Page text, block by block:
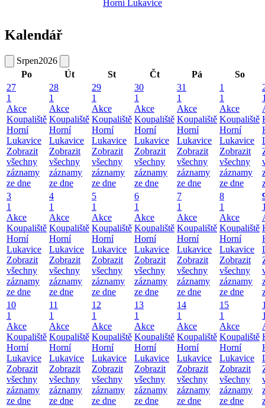
Kalendář
Srpen2026
Po
Út St Čt Pá
So
27
1
Akce
Koupaliště
Horní
Lukavice
Zobrazit
všechny
záznamy
ze dne
28
1
Akce
Koupaliště
Horní
Lukavice
Zobrazit
všechny
záznamy
ze dne
29
1
Akce
Koupaliště
Horní
Lukavice
Zobrazit
všechny
záznamy
ze dne
30
1
Akce
Koupaliště
Horní
Lukavice
Zobrazit
všechny
záznamy
ze dne
31
1
Akce
Koupaliště
Horní
Lukavice
Zobrazit
všechny
záznamy
ze dne
1
1
Akce
Koupaliště
Horní
Lukavice
Zobrazit
všechny
záznamy
ze dne
3
1
Akce
Koupaliště
Horní
Lukavice
Zobrazit
všechny
záznamy
ze dne
4
1
Akce
Koupaliště
Horní
Lukavice
Zobrazit
všechny
záznamy
ze dne
5
1
Akce
Koupaliště
Horní
Lukavice
Zobrazit
všechny
záznamy
ze dne
6
1
Akce
Koupaliště
Horní
Lukavice
Zobrazit
všechny
záznamy
ze dne
7
1
Akce
Koupaliště
Horní
Lukavice
Zobrazit
všechny
záznamy
ze dne
8
1
Akce
Koupaliště
Horní
Lukavice
Zobrazit
všechny
záznamy
ze dne
10
1
Akce
Koupaliště
Horní
Lukavice
Zobrazit
všechny
záznamy
ze dne
11
1
Akce
Koupaliště
Horní
Lukavice
Zobrazit
všechny
záznamy
ze dne
12
1
Akce
Koupaliště
Horní
Lukavice
Zobrazit
všechny
záznamy
ze dne
13
1
Akce
Koupaliště
Horní
Lukavice
Zobrazit
všechny
záznamy
ze dne
14
1
Akce
Koupaliště
Horní
Lukavice
Zobrazit
všechny
záznamy
ze dne
15
1
Akce
Koupaliště
Horní
Lukavice
Zobrazit
všechny
záznamy
ze dne